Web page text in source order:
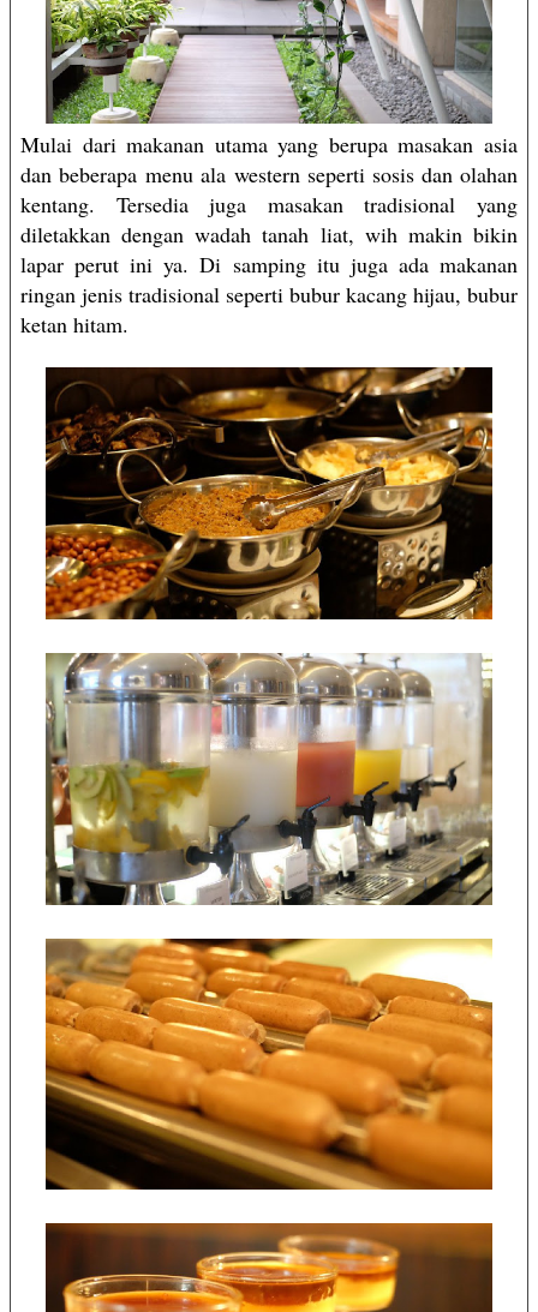
Mulai dari makanan utama yang berupa masakan asia
dan beberapa menu ala western seperti sosis dan olahan
kentang. Tersedia juga masakan tradisional yang
diletakkan dengan wadah tanah liat, wih makin bikin
lapar perut ini ya. Di samping itu juga ada makanan
ringan jenis tradisional seperti bubur kacang hijau, bubur
ketan hitam.